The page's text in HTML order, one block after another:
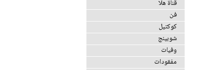
قناة هلا
فن
كوكتيل
شوبينج
وفيات
مفقودات